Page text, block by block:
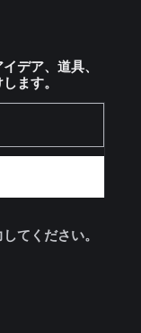
デア、道具、
ます。
てください。